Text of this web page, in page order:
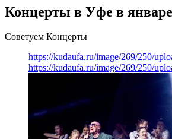
Концерты в Уфе в январе
Советуем Концерты
https://kudaufa.ru/image/269/250/
https://kudaufa.ru/image/269/250/